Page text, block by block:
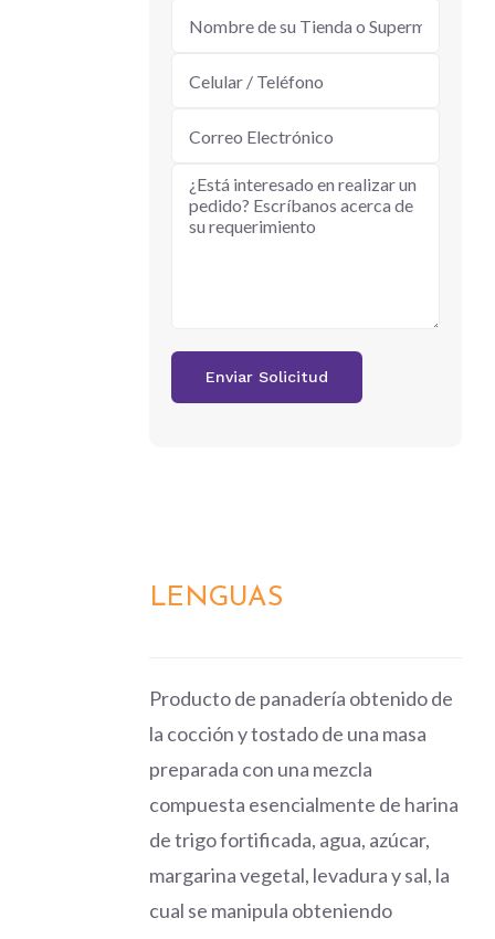
LENGUAS
Producto de panadería obtenido de
la cocción y tostado de una masa
preparada con una mezcla
compuesta esencialmente de harina
de trigo fortificada, agua, azúcar,
margarina vegetal, levadura y sal, la
cual se manipula obteniendo